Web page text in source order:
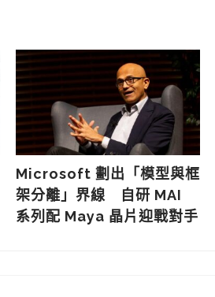
Microsoft 劃出「模型與框
架分離」界線 自研 MAI
系列配 Maya 晶片迎戰對手